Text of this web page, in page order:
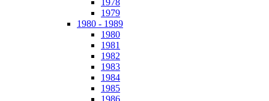
1978
1979
1980 - 1989
1980
1981
1982
1983
1984
1985
1986